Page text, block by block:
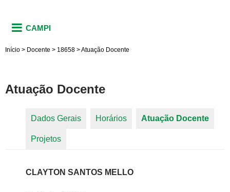
CAMPI
Início > Docente > 18658 >Atuação Docente
Atuação Docente
Dados Gerais Horários Atuação Docente
Projetos
CLAYTON SANTOS MELLO